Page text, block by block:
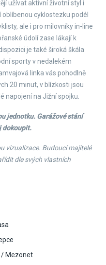
užívat aktivní životní styl i
oblíbenou cyklostezku podél
ale i pro milovníky in-line
údolí zase lákají k
je také široká škála
sporty v nedalekém
linka vás pohodlně
20 minut, v blízkosti jsou
napojení na Jižní spojku.
jednotku. Garážové stání
dokoupit.
vizualizace. Budoucí majitelé
dle svých vlastních
/ Mezonet